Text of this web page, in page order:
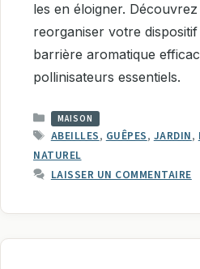
les en éloigner.
reorganiser votre
barrière aromatique
pollinisateurs essentiels.
CATÉGORIES
MAISON
ÉTIQUETTES
ABEILLES, GUÊPES, JARDIN,
NATUREL
LAISSER UN COMMENTAIRE